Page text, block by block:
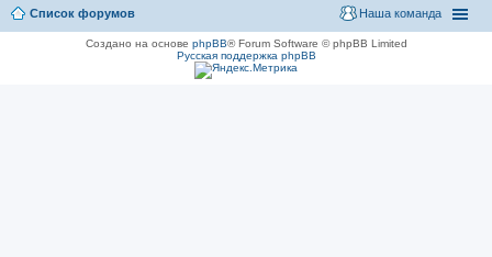
Список форумов Наша команда
Создано на основе phpBB® Forum Software © phpBB Limited
Русская поддержка phpBB